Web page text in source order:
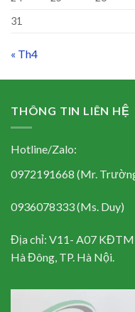
31
« Th4
THÔNG TIN LIÊN HỆ
Hotline/Zalo:
0972191668 (Mr.
0936078333 (Ms. Duy)
Địa chỉ: V11- A07 KĐTM
Hà Đông, TP. Hà Nội.